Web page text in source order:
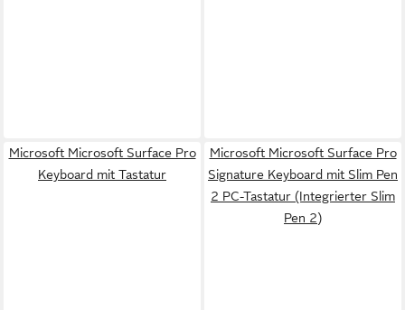
Microsoft Microsoft Surface Pro
Keyboard mit Tastatur
Microsoft Microsoft Surface Pro
Signature Keyboard mit Slim Pen
2 PC-Tastatur (Integrierter Slim
Pen 2)